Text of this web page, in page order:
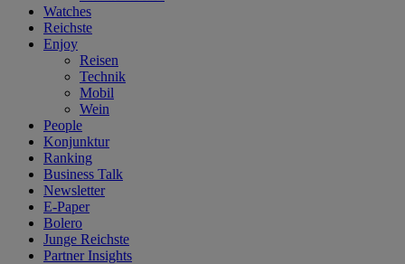
Watches
Reichste
Enjoy
Reisen
Technik
Mobil
Wein
People
Konjunktur
Ranking
Business Talk
Newsletter
E-Paper
Bolero
Junge Reichste
Partner Insights